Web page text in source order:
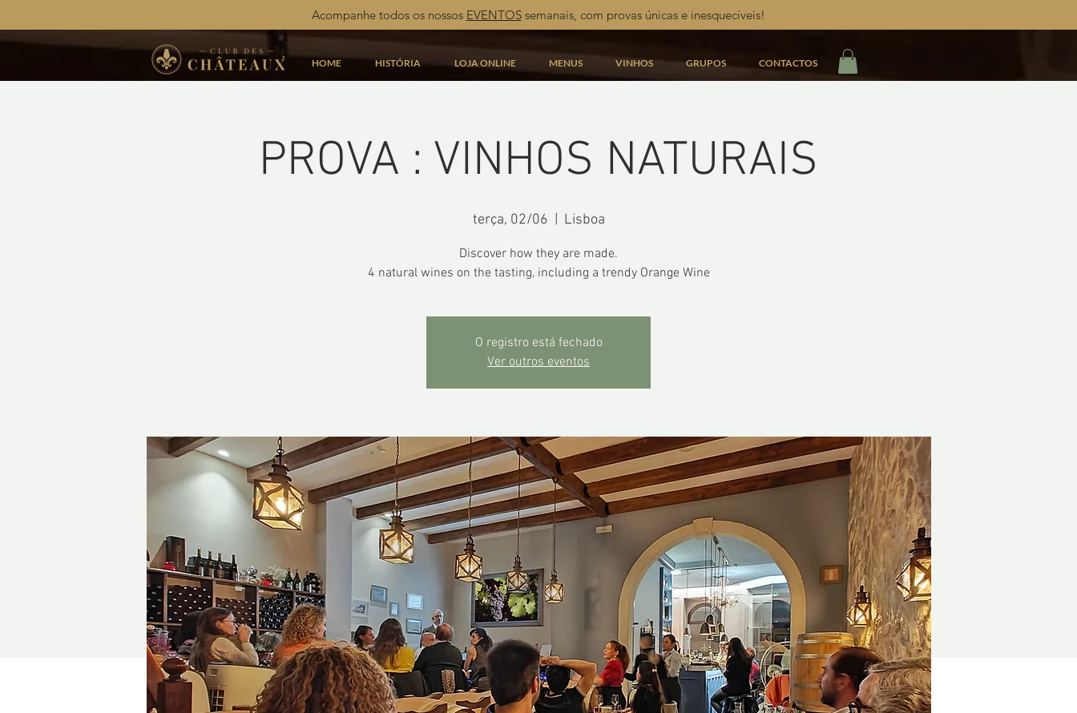
Acompanhe todos os nossos EVENTOSsemanais, com provas únicas e inesquecíveis!
HOME HISTÓRIA LOJA ONLINE MENUS VINHOS GRUPOS CONTACTOS
PROVA : VINHOS NATURAIS
terça, 02/06 Lisboa
Discover how they are made.
4 natural wines on the tasting, including a trendy Orange Wine
O registro está fechado
Ver outros eventos